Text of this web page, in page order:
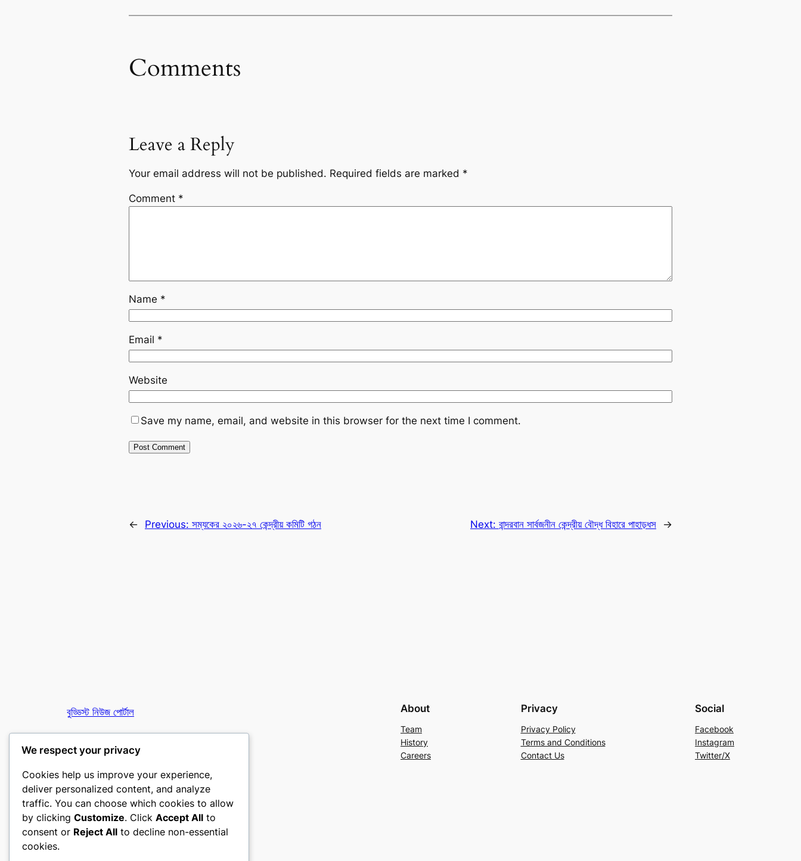
Comments
Leave a Reply
Your email address will not be published. Required fields are marked *
Comment *
Name *
Email *
Website
Save my name, email, and website in this browser for the next time I comment.
← Previous: সম্যকের ২০২৬-২৭ কেন্দ্রীয় কমিটি গঠন Next: বান্দরবান সার্বজনীন কেন্দ্রীয় বৌদ্ধ বিহারে পাহাড়ধস →
বুড্ডিস্ট নিউজ পোর্টাল
তথাগত অনলাইন
About
Team
History
Careers
Privacy
Privacy Policy
Terms and Conditions
Contact Us
Social
Facebook
Instagram
Twitter/X
Designed withWordPress
We respect your privacy
Cookies help us improve your experience,
deliver personalized content, and analyze
traffic. You can choose which cookies to allow
by clicking Customize. Click Accept All to
consent or Reject All to decline non-essential
cookies.